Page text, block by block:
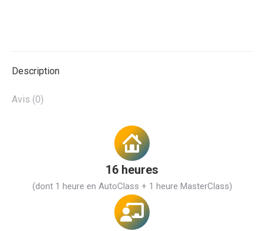
Description
Avis (0)
16 heures
(dont 1 heure en AutoClass + 1 heure MasterClass)